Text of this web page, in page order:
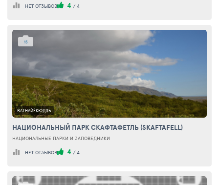
НЕТ ОТЗЫВОВ 4 / 4
15
ВАТНАЙЁКЮДЛЬ
НАЦИОНАЛЬНЫЙ ПАРК СКАФТАФЕТЛЬ (SKAFTAFELL)
НАЦИОНАЛЬНЫЕ ПАРКИ И ЗАПОВЕДНИКИ
НЕТ ОТЗЫВОВ 4 / 4